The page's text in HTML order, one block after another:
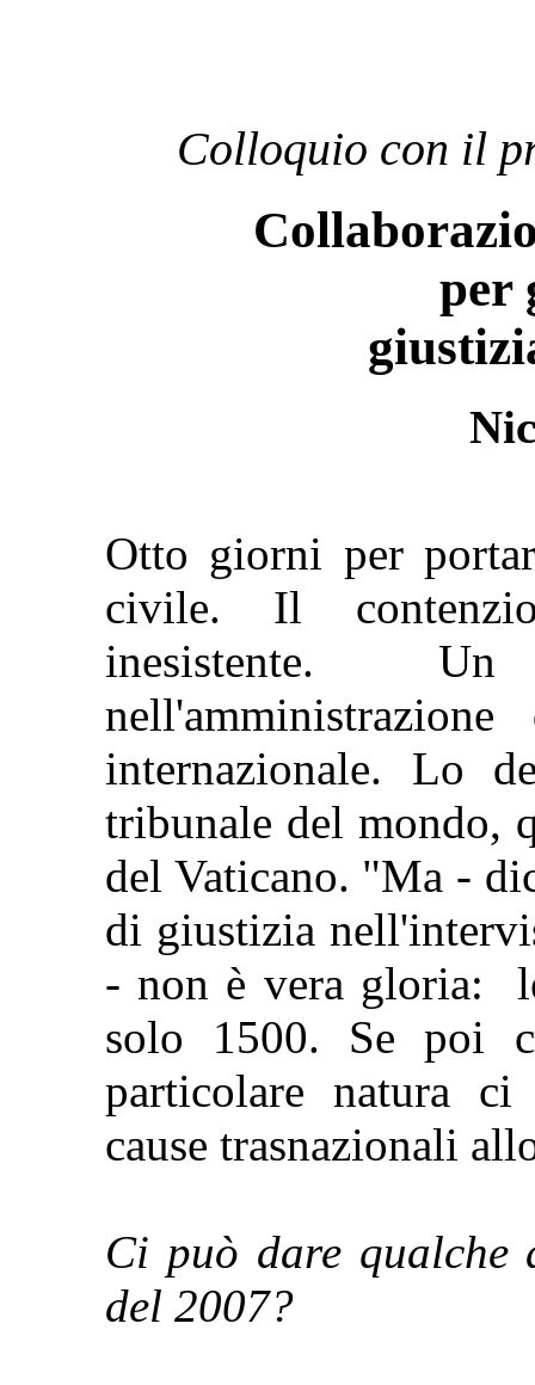
Colloquio con il
per
Otto giorni per
civile. Il
inesistente.
internazionale. Lo
tribunale del mondo,
del Vaticano. "Ma -
di giustizia
- non è vera gloria:
solo 1500. Se poi
particolare natura ci
cause trasnazionali
Ci può dare
del 2007?